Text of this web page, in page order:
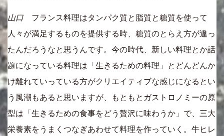
山口 フランス料理はタンパク質と脂質と糖質を使って
人々が満足するものを提供する時、糖質のとらえ方が違っ
たんだろうなと思うんです。今の時代、新しい料理とか話
題になっている料理は「生きるための料理」とどんどんか
け離れていっている方がクリエイティブな感じになるとい
う風潮もあると思いますが、もともとガストロノミーの原
型は「生きるための食事をどう贅沢に味わうか」で、三大
栄養素をうまくつなぎあわせて料理を作っていく。牛ヒレ